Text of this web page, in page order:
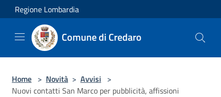
Salta al contenuto principale
Regione Lombardia
Comune di Credaro
Home > Novità > Avvisi >
Nuovi contatti San Marco per pubblicità, affissioni